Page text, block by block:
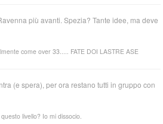
più avanti. Spezia? Tante idee, ma deve
come over 33..... FATE DOI LASTRE ASE
(e spera), per ora restano tutti in gruppo con
livello? Io mi dissocio.